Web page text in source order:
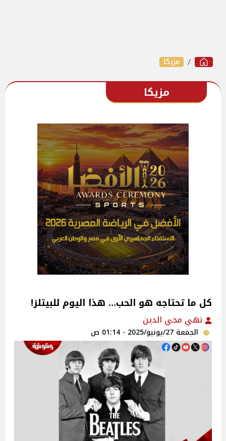
مزيكا
مزيكا
كل ما تحتاجه هو الحب… هذا اليوم للبيتلز!
نهي محي الدين
الجمعة 27/يونيو/2025 - 01:14 ص